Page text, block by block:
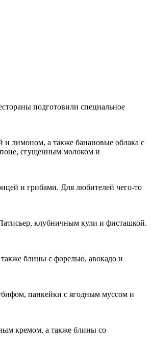
подготовили специальное
лимоном, а также банановые облака с
сгущенным молоком и
и грибами. Для любителей чего-то
клубничным кули и фисташкой.
блины с форелью, авокадо и
панкейки с ягодным муссом и
кремом, а также блины со